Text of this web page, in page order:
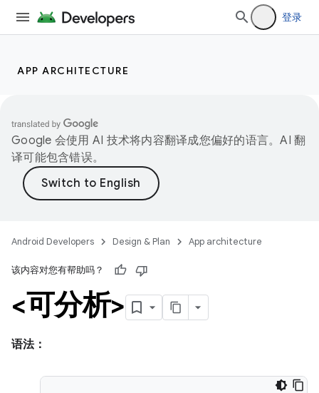
登录
APP ARCHITECTURE
Google 会使用 AI 技术将内容翻译成您偏好的语言。AI 翻
译可能包含错误。
Android Developers Design & Plan App architecture
该内容对您有帮助吗？
<可分析>
语法：